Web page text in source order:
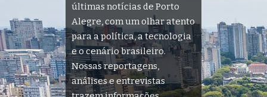
últimas notícias de Porto
Alegre, com um olhar atento
para a política, a tecnologia
e o cenário brasileiro.
Nossas reportagens,
análises e entrevistas